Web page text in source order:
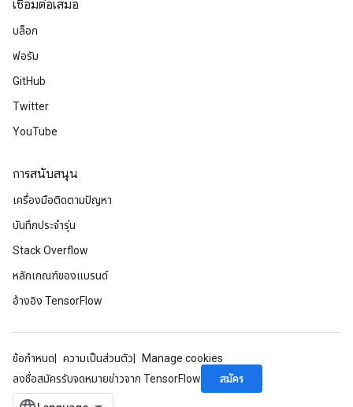
เชื่อมต่อเสมอ
บล็อก
ฟอรัม
GitHub
Twitter
YouTube
การสนับสนุน
เครื่องมือติดตามปัญหา
บันทึกประจำรุ่น
Stack Overflow
หลักเกณฑ์ของแบรนด์
อ้างอิง TensorFlow
ข้อกำหนด ความเป็นส่วนตัว
Manage cookies
ลงชื่อสมัครรับจดหมายข่าวจาก TensorFlow
สมัคร